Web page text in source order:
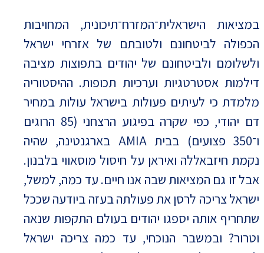
במציאות הישראלית־המזרח־תיכונית, המחויבות
הכפולה לביטחונם ולטובתם של אזרחי ישראל
ולשלומם ולביטחונם של יהודים בתפוצות מציבה
דילמות אסטרטגיות וערכיות תכופות. ההיסטוריה
מלמדת כי לעיתים פעולות בישראל עולות במחיר
דם יהודי, כפי שקרה בפיגוע הרצחני (85 הרוגים
ו־350 פצועים) בבית AMIA בארגנטינה, שהיה
נקמת חיזבאללה ואיראן על חיסול מוסאווי בלבנון.
אבל זו גם המציאות שבה אנו חיים. עד כמה, למשל,
ישראל צריכה לרסן את פעולתה בעזה ביודעה שככל
שתחריף אותה יספגו יהודים בעולם התקפות שנאה
וטרור? ובמשבר הנוכחי, עד כמה צריכה ישראל